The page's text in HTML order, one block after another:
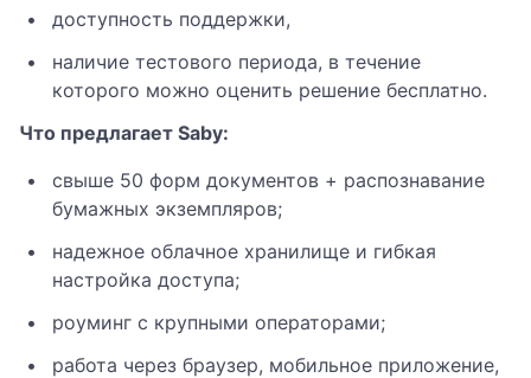
доступность поддержки,
наличие тестового периода, в течение
которого можно оценить решение бесплатно.
Что предлагает Saby:
свыше 50 форм документов + распознавание
бумажных экземпляров;
надежное облачное хранилище и гибкая
настройка доступа;
роуминг с крупными операторами;
работа через браузер, мобильное приложение,